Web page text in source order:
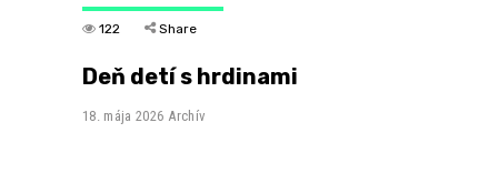
122 Share
Deň detí s hrdinami
18. mája 2026 Archív